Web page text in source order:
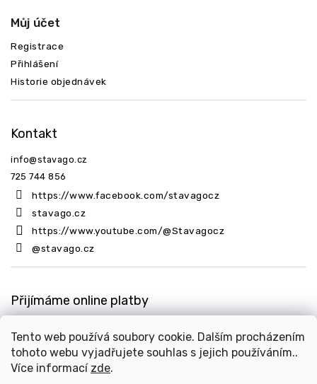
Tento web používá soubory cookie. Dalším procházením
tohoto webu vyjadřujete souhlas s jejich používáním..
Více informací zde.
Můj účet
Registrace
Přihlášení
Historie objednávek
Kontakt
info@stavago.cz
725 744 856
https://www.facebook.com/stavagocz
stavago.cz
https://www.youtube.com/@Stavagocz
@stavago.cz
Přijímáme online platby